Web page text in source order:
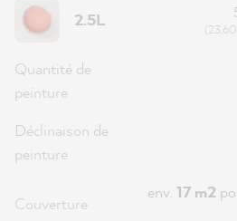
2.5L
Quantité de
peinture
Déclinaison de
peinture
Couverture
env. 17 m2